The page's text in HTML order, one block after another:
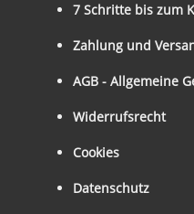
7 Schritte bis zum
Zahlung und
AGB - Allgemeine
Widerrufsrecht
Cookies
Datenschutz